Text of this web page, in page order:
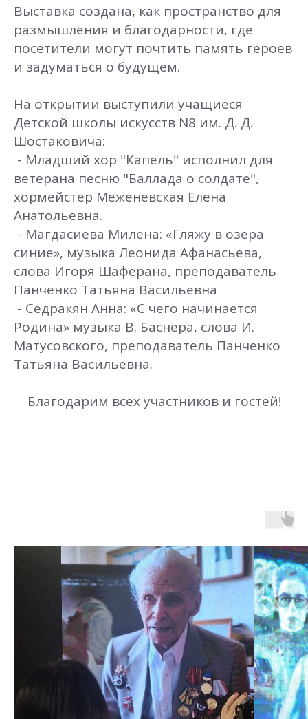
Выставка создана, как пространство для
размышления и благодарности, где
посетители могут почтить память героев
и задуматься о будущем.
На открытии выступили учащиеся
Детской школы искусств N8 им. Д. Д.
Шостаковича:
- Младший хор "Капель" исполнил для
ветерана песню "Баллада о солдате",
хормейстер Меженевская Елена
Анатольевна.
- Магдасиева Милена: «Гляжу в озера
синие», музыка Леонида Афанасьева,
слова Игоря Шаферана, преподаватель
Панченко Татьяна Васильевна
- Седракян Анна: «С чего начинается
Родина» музыка В. Баснера, слова И.
Матусовского, преподаватель Панченко
Татьяна Васильевна.
Благодарим всех участников и гостей!